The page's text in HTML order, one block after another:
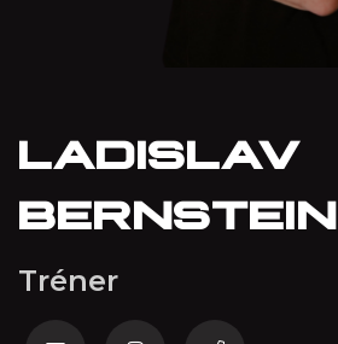
LADISLAV
BERNSTEIN
Tréner